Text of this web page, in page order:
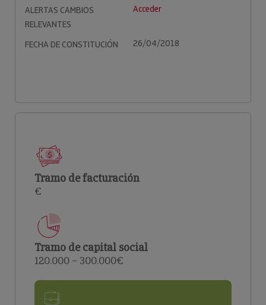
ALERTAS CAMBIOS
RELEVANTES
Acceder
FECHA DE CONSTITUCIÓN 26/04/2018
Tramo de facturación
€
Tramo de capital social
120.000 – 300.000€